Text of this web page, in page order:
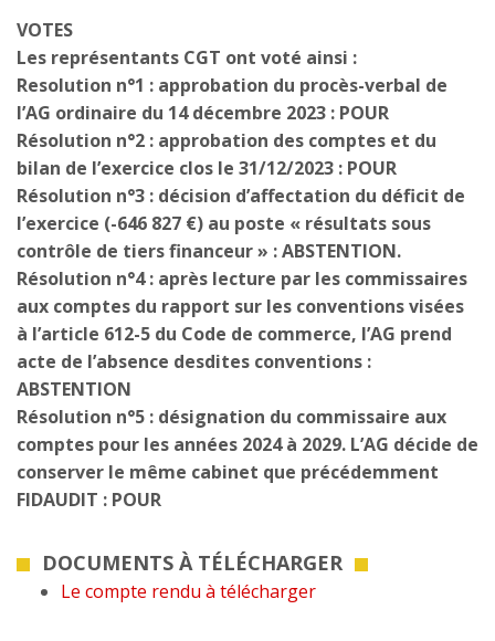
VOTES
Les représentants CGT ont voté ainsi :
Resolution n°1 : approbation du procès-verbal de
l’AG ordinaire du 14 décembre 2023 : POUR
Résolution n°2 : approbation des comptes et du
bilan de l’exercice clos le 31/12/2023 : POUR
Résolution n°3 : décision d’affectation du déficit de
l’exercice (-646 827 €) au poste « résultats sous
contrôle de tiers financeur » : ABSTENTION.
Résolution n°4 : après lecture par les commissaires
aux comptes du rapport sur les conventions visées
à l’article 612-5 du Code de commerce, l’AG prend
acte de l’absence desdites conventions :
ABSTENTION
Résolution n°5 : désignation du commissaire aux
comptes pour les années 2024 à 2029. L’AG décide de
conserver le même cabinet que précédemment
FIDAUDIT : POUR
DOCUMENTS À TÉLÉCHARGER
Le compte rendu à télécharger